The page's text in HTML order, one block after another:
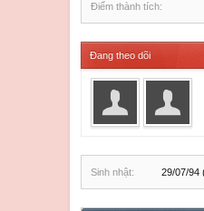
Điểm thành tích:
Đang theo dõi
Sinh nhật: 29/07/94